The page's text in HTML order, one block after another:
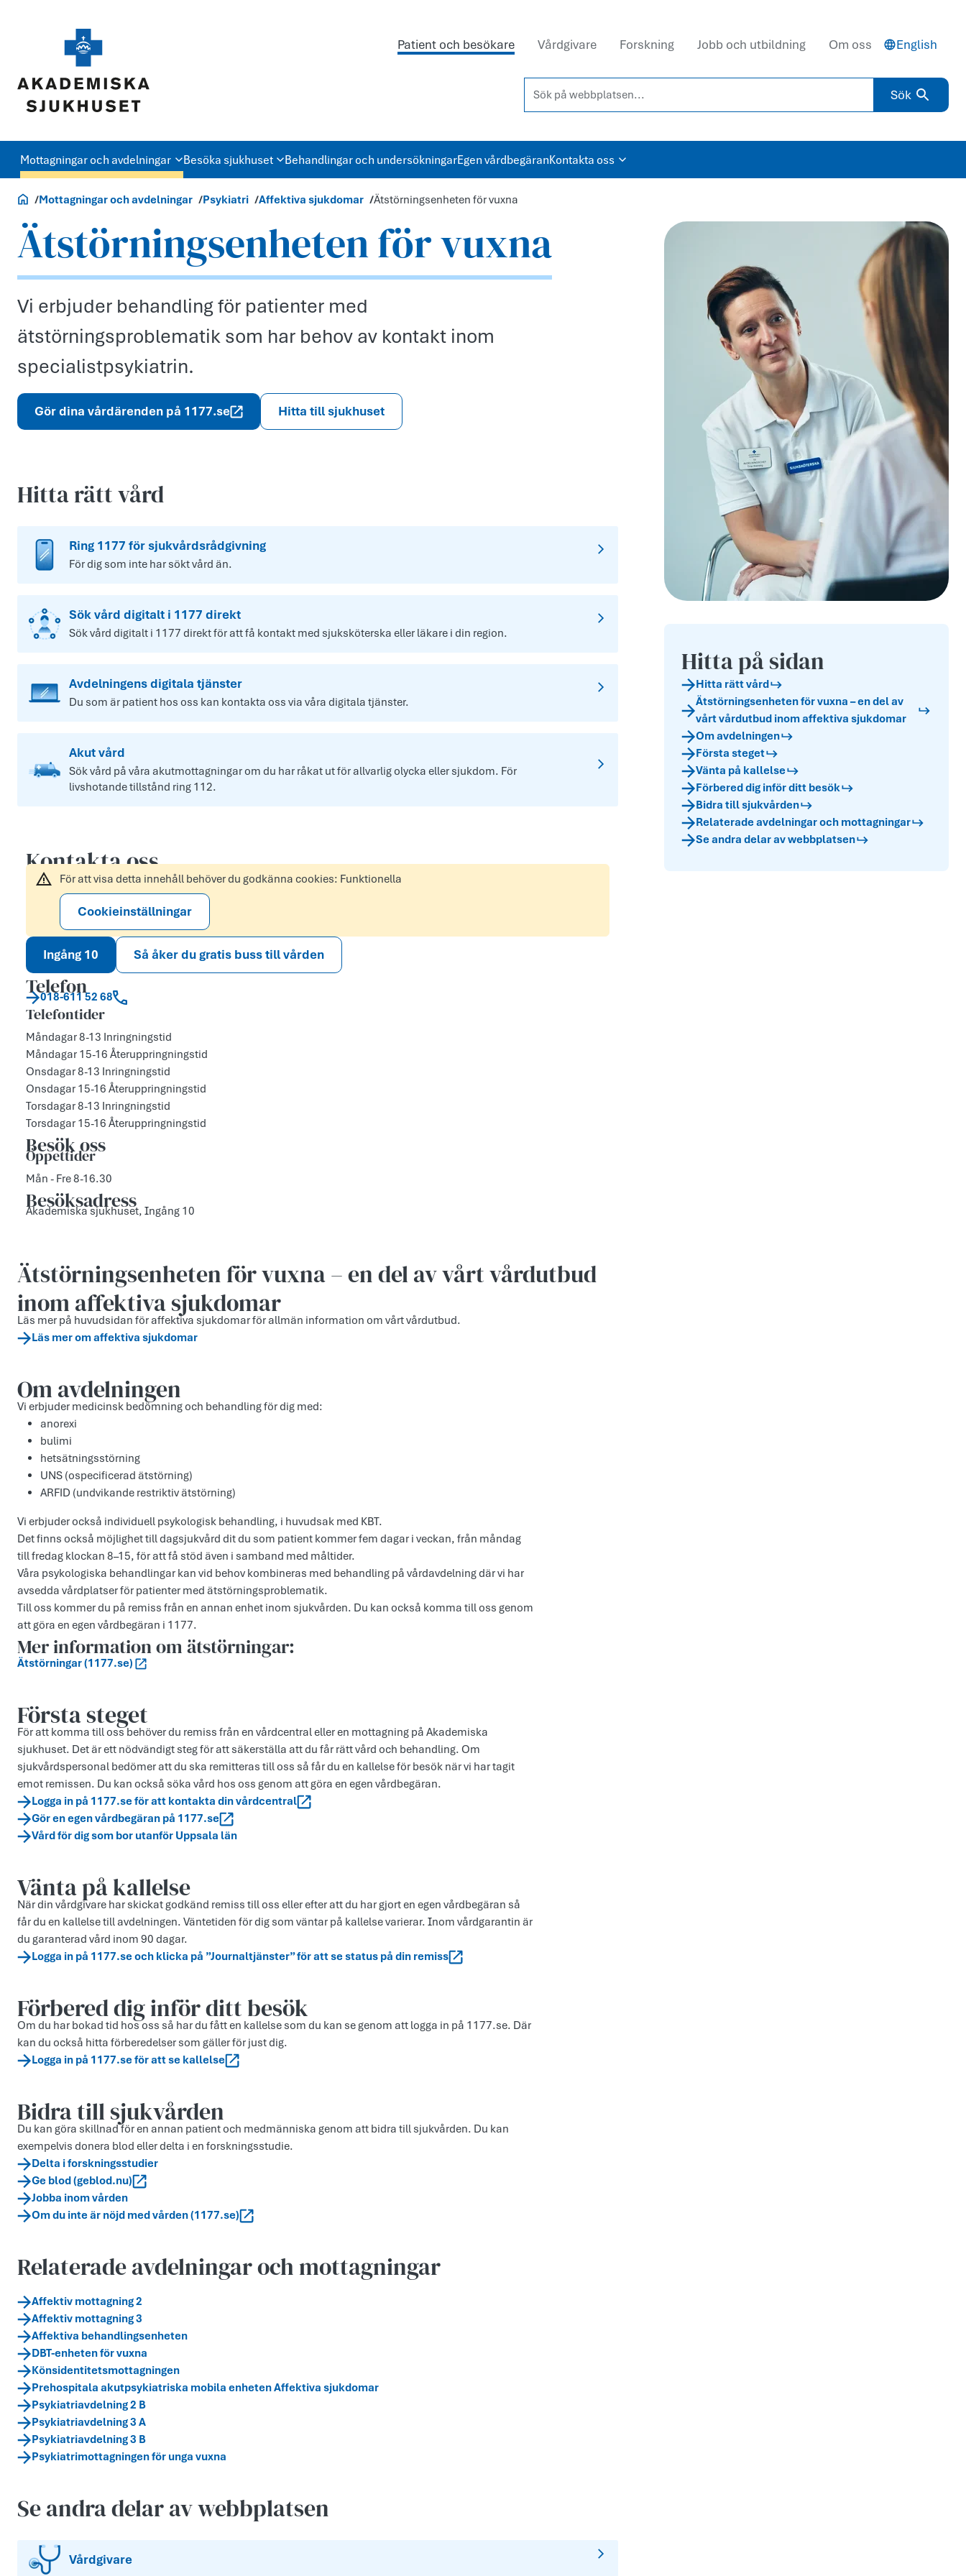
Patient och besökare Vårdgivare Forskning Jobb och utbildning Om oss English
Sök på webbplatsen...
Sök
Mottagningar och avdelningar Besöka sjukhuset Behandlingar och undersökningarEgen vårdbegäranKontakta oss
Akademiska.se
Mottagningar och avdelningar Psykiatri Affektiva sjukdomar Ätstörningsenheten för vuxna
Ätstörningsenheten för vuxna
Vi erbjuder behandling för patienter med
ätstörningsproblematik som har behov av kontakt inom
specialistpsykiatrin.
Gör dina vårdärenden på 1177.se Hitta till sjukhuset
Hitta rätt vård
Ring 1177 för sjukvårdsrådgivning
För dig som inte har sökt vård än.
Sök vård digitalt i 1177 direkt
Sök vård digitalt i 1177 direkt för att få kontakt med sjuksköterska eller läkare i din region.
Avdelningens digitala tjänster
Du som är patient hos oss kan kontakta oss via våra digitala tjänster.
Akut vård
Sök vård på våra akutmottagningar om du har råkat ut för allvarlig olycka eller sjukdom. För
livshotande tillstånd ring 112.
Kontakta oss
För att visa detta innehåll behöver du godkänna cookies: Funktionella
Cookieinställningar
Ingång 10 Så åker du gratis buss till vården
Telefon
018-611 52 68
Telefontider
Måndagar 8-13 Inringningstid
Måndagar 15-16 Återuppringningstid
Onsdagar 8-13 Inringningstid
Onsdagar 15-16 Återuppringningstid
Torsdagar 8-13 Inringningstid
Torsdagar 15-16 Återuppringningstid
Besök oss
Öppettider
Mån - Fre 8-16.30
Besöksadress
Akademiska sjukhuset, Ingång 10
Ätstörningsenheten för vuxna – en del av vårt vårdutbud
inom affektiva sjukdomar
Läs mer på huvudsidan för affektiva sjukdomar för allmän information om vårt vårdutbud.
Läs mer om affektiva sjukdomar
Om avdelningen
Vi erbjuder medicinsk bedömning och behandling för dig med:
anorexi
bulimi
hetsätningsstörning
UNS (ospecificerad ätstörning)
ARFID (undvikande restriktiv ätstörning)
Vi erbjuder också individuell psykologisk behandling, i huvudsak med KBT.
Det finns också möjlighet till dagsjukvård dit du som patient kommer fem dagar i veckan, från måndag
till fredag klockan 8–15, för att få stöd även i samband med måltider.
Våra psykologiska behandlingar kan vid behov kombineras med behandling på vårdavdelning där vi har
avsedda vårdplatser för patienter med ätstörningsproblematik.
Till oss kommer du på remiss från en annan enhet inom sjukvården. Du kan också komma till oss genom
att göra en egen vårdbegäran i 1177.
Mer information om ätstörningar:
Ätstörningar (1177.se)
Första steget
För att komma till oss behöver du remiss från en vårdcentral eller en mottagning på Akademiska
sjukhuset. Det är ett nödvändigt steg för att säkerställa att du får rätt vård och behandling. Om
sjukvårdspersonal bedömer att du ska remitteras till oss så får du en kallelse för besök när vi har tagit
emot remissen. Du kan också söka vård hos oss genom att göra en egen vårdbegäran.
Logga in på 1177.se för att kontakta din vårdcentral
Gör en egen vårdbegäran på 1177.se
Vård för dig som bor utanför Uppsala län
Vänta på kallelse
När din vårdgivare har skickat godkänd remiss till oss eller efter att du har gjort en egen vårdbegäran så
får du en kallelse till avdelningen. Väntetiden för dig som väntar på kallelse varierar. Inom vårdgarantin är
du garanterad vård inom 90 dagar.
Logga in på 1177.se och klicka på ”Journaltjänster” för att se status på din remiss
Förbered dig inför ditt besök
Om du har bokad tid hos oss så har du fått en kallelse som du kan se genom att logga in på 1177.se. Där
kan du också hitta förberedelser som gäller för just dig.
Logga in på 1177.se för att se kallelse
Bidra till sjukvården
Du kan göra skillnad för en annan patient och medmänniska genom att bidra till sjukvården. Du kan
exempelvis donera blod eller delta i en forskningsstudie.
Delta i forskningsstudier
Ge blod (geblod.nu)
Jobba inom vården
Om du inte är nöjd med vården (1177.se)
Relaterade avdelningar och mottagningar
Affektiv mottagning 2
Affektiv mottagning 3
Affektiva behandlingsenheten
DBT-enheten för vuxna
Könsidentitetsmottagningen
Prehospitala akutpsykiatriska mobila enheten Affektiva sjukdomar
Psykiatriavdelning 2 B
Psykiatriavdelning 3 A
Psykiatriavdelning 3 B
Psykiatrimottagningen för unga vuxna
Se andra delar av webbplatsen
Vårdgivare
Hitta på sidan
Hitta rätt vård
Ätstörningsenheten för vuxna – en del av
vårt vårdutbud inom affektiva sjukdomar
Om avdelningen
Första steget
Vänta på kallelse
Förbered dig inför ditt besök
Bidra till sjukvården
Relaterade avdelningar och mottagningar
Se andra delar av webbplatsen